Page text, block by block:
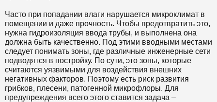
Часто при попадании влаги нарушается микроклимат в
помещении и даже прочность. Чтобы предотвратить это,
нужна гидроизоляция ввода трубы, и выполнена она
должна быть качественно. Под этими вводными местами
следует понимать зоны, где различные инженерные сети
подводятся в постройку. По сути, это зоны, которые
считаются уязвимыми для воздействия внешних
негативных факторов. Поэтому есть риск развития
грибков, плесени, патогенной микрофлоры. Для
предупреждения всего этого ставится задача –